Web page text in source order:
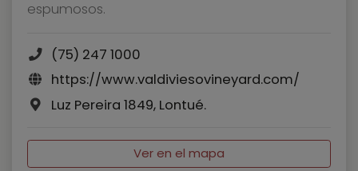
espumosos.
(75) 247 1000
https://www.valdiviesovineyard.com/
Luz Pereira 1849, Lontué.
Ver en el mapa